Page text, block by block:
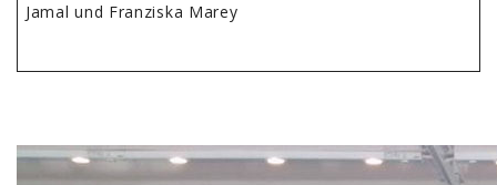
Jamal und Franziska Marey